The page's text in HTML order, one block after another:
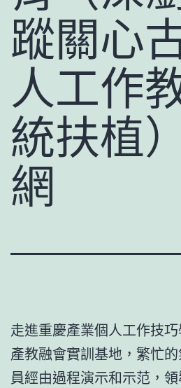
蹤關心
人工作
統扶植
網
走進重慶產業個人工作技
產教融會實訓基地，繁忙
員經由過程演示和示范，